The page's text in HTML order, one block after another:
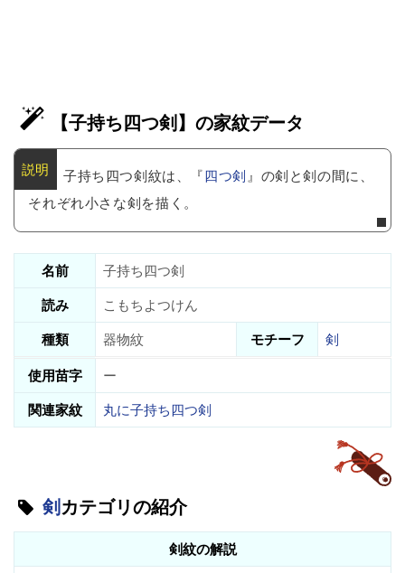
【子持ち四つ剣】の家紋データ
子持ち四つ剣紋は、『四つ剣』の剣と剣の間に、
それぞれ小さな剣を描く。
名前
子持ち四つ剣
読み
こもちよつけん
種類
器物紋 モチーフ
剣
使用苗字
ー
関連家紋
丸に子持ち四つ剣
剣 カテゴリの紹介
剣紋の解説